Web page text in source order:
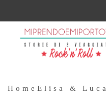
Home Elisa & Luca